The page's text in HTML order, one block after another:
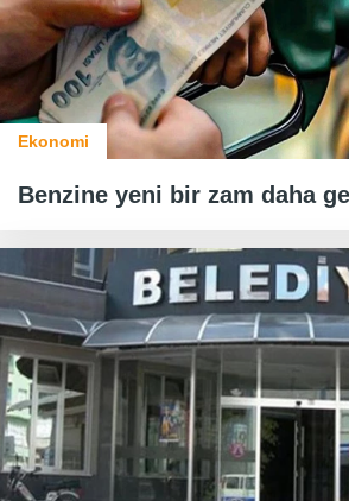
Ekonomi
Benzine yeni bir zam daha